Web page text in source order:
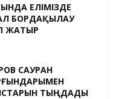
ЕЛІМІЗДЕ
БОРДАҚЫЛАУ
ЖАТЫР
САУРАН
ТЫҢДАДЫ